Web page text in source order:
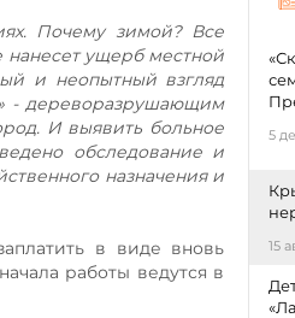
Почему зимой? Все
нанесет ущерб местной
и неопытный взгляд
- дереворазрушающим
И выявить больное
обследование и
назначения и
в виде вновь
работы ведутся в
5
15